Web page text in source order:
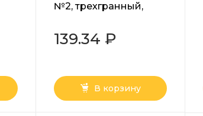
№2, трехгранный,
139.34 ₽
В корзину